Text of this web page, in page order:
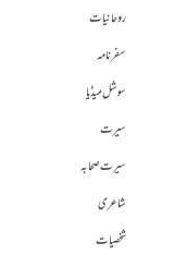
روحانیات
سفرنامہ
سوشل میڈیا
سیرت
سیرت صحابہ
شاعری
شخصیات